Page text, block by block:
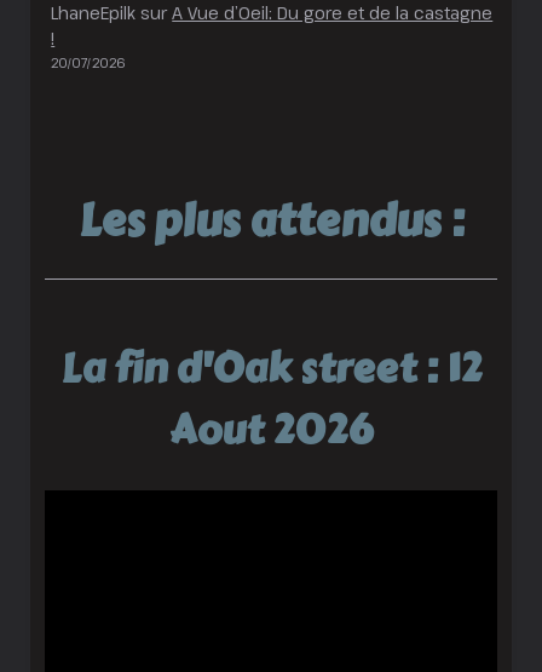
LhaneEpilk surA Vue d’Oeil: Du gore et de la castagne
!
20/07/2026
Les plus attendus :
La fin d'Oak street : 12
Aout 2026